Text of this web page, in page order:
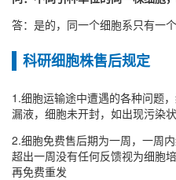
答：是的，同一个细胞系只有一个
科研细胞株售后规定
1.细胞运输途中遭遇的各种问题
漏液，细胞未开封，如出现污染
2.细胞免费售后期为一周，一周
超出一周没有任何反馈视为细胞
再免费重发